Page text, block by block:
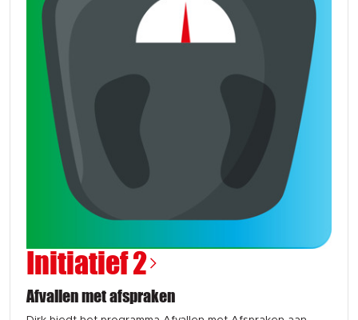
Initiatief 2
Afvallen met afspraken